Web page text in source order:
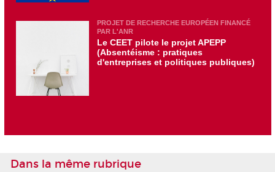
PROJET DE RECHERCHE EUROPÉEN FINANCÉ
PAR L'ANR
Le CEET pilote le projet APEPP
(Absentéisme : pratiques
d'entreprises et politiques publiques)
Dans la même rubrique